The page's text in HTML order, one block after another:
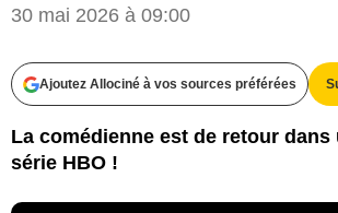
30 mai 2026 à 09:00
Ajoutez Allociné à vos sources préférées
La comédienne est de retour dans
série HBO !